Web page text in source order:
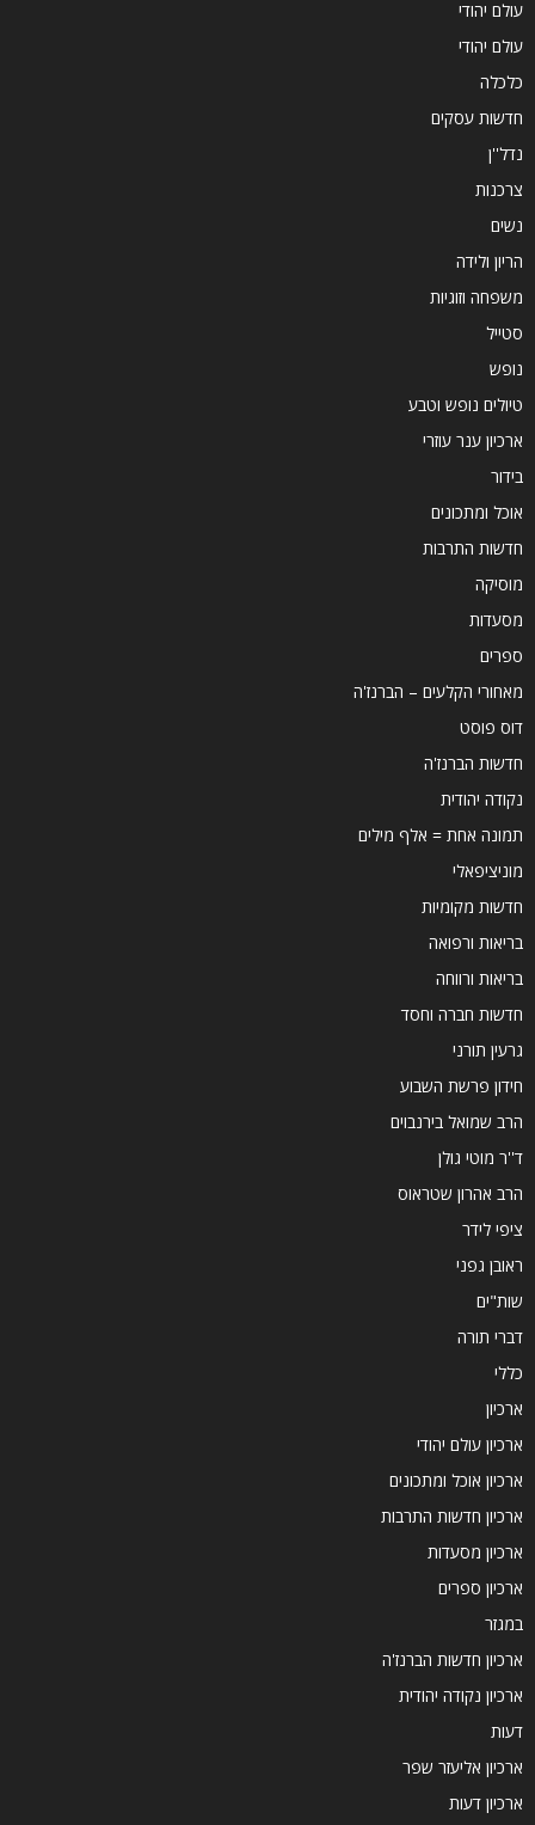
עולם יהודי
עולם יהודי
כלכלה
חדשות עסקים
נדל''ן
צרכנות
נשים
הריון ולידה
משפחה וזוגיות
סטייל
נופש
טיולים נופש וטבע
ארכיון ענר עוזרי
בידור
אוכל ומתכונים
חדשות התרבות
מוסיקה
מסעדות
ספרים
מאחורי הקלעים – הברנז'ה
דוס פוסט
חדשות הברנז'ה
נקודה יהודית
תמונה אחת = אלף מילים
מוניציפאלי
חדשות מקומיות
בריאות ורפואה
בריאות ורווחה
חדשות חברה וחסד
גרעין תורני
חידון פרשת השבוע
הרב שמואל בירנבוים
ד''ר מוטי גולן
הרב אהרון שטראוס
ציפי לידר
ראובן גפני
שות"ים
דברי תורה
כללי
ארכיון
ארכיון עולם יהודי
ארכיון אוכל ומתכונים
ארכיון חדשות התרבות
ארכיון מסעדות
ארכיון ספרים
במגזר
ארכיון חדשות הברנז'ה
ארכיון נקודה יהודית
דעות
ארכיון אליעזר שפר
ארכיון דעות